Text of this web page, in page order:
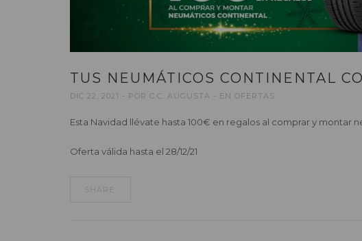
TUS NEUMÁTICOS CONTINENTAL
DIC 22, 2021 POR C.C. AUGUSTA EN OFERTAS
Esta Navidad llévate hasta 100€ en regalos al comprar y montar
Oferta válida hasta el 28/12/21
SHARE: